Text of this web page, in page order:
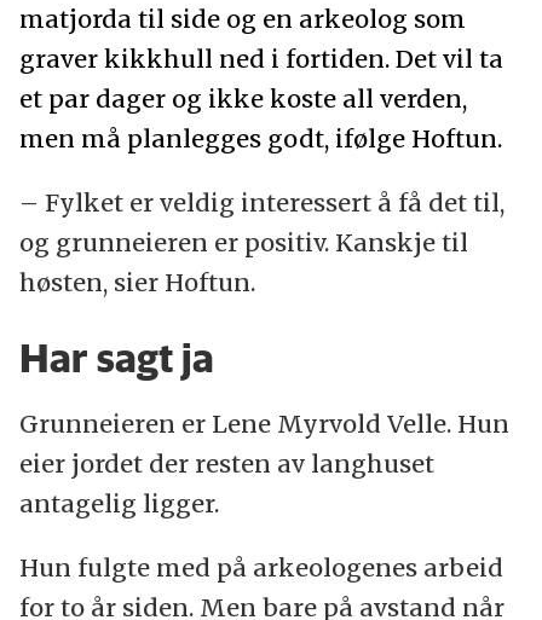
matjorda til side og en arkeolog som
graver kikkhull ned i fortiden. Det vil ta
et par dager og ikke koste all verden,
men må planlegges godt, ifølge Hoftun.
– Fylket er veldig interessert å få det til,
og grunneieren er positiv. Kanskje til
høsten, sier Hoftun.
Har sagt ja
Grunneieren er Lene Myrvold Velle. Hun
eier jordet der resten av langhuset
antagelig ligger.
Hun fulgte med på arkeologenes arbeid
for to år siden. Men bare på avstand når